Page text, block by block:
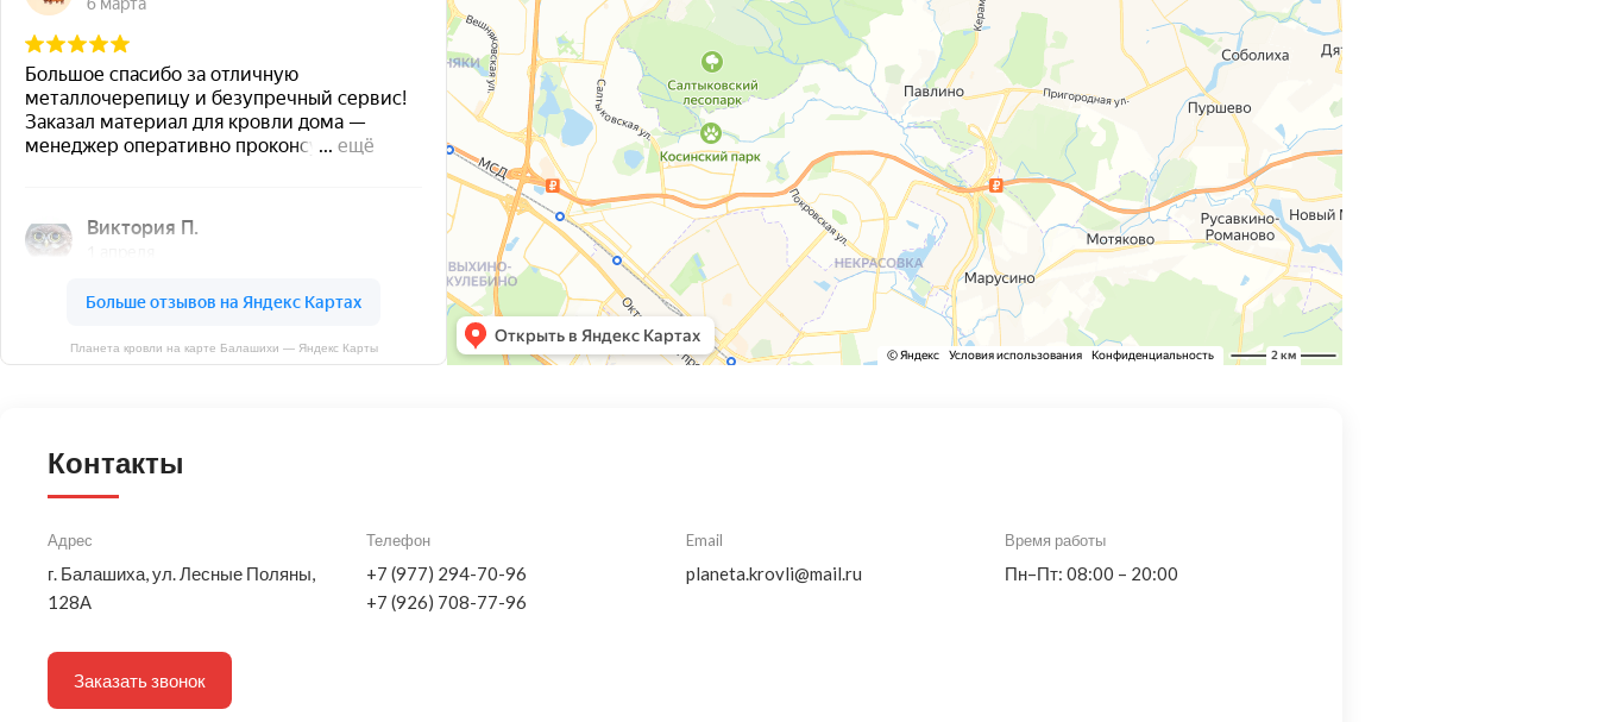
Планета кровли на карте Балашихи — Яндекс Карты
Контакты
Адрес
г. Балашиха, ул. Лесные Поляны,
128А
Телефон
+7 (977) 294-70-96
+7 (926) 708-77-96
Email
planeta.krovli@mail.ru
Время работы
Пн–Пт: 08:00 – 20:00
Заказать звонок